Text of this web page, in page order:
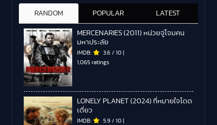
RANDOM POPULAR LATEST
MERCENARIES (2011) หน่วยจู่โจมคน
มหาประลัย
IMDB: 3.6 / 10 |
1,065 ratings
LONELY PLANET (2024) ที่หมายใจโดด
เดี่ยว
IMDB: 5.9 / 10 |